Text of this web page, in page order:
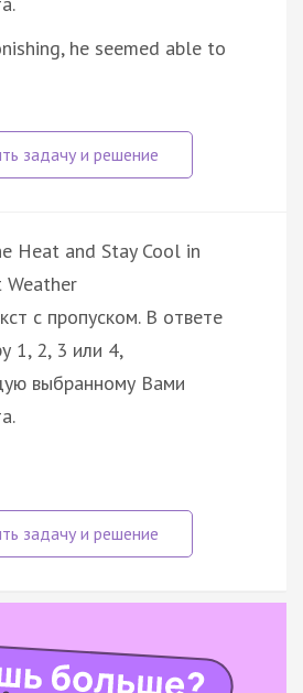
he seemed able to
Heat and Stay Cool in
Weather
с пропуском. В ответе
1, 2, 3 или 4,
выбранному Вами